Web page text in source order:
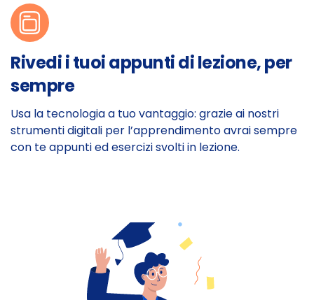
Rivedi i tuoi appunti di lezione, per
sempre
Usa la tecnologia a tuo vantaggio: grazie ai nostri
strumenti digitali per l’apprendimento avrai sempre
con te appunti ed esercizi svolti in lezione.